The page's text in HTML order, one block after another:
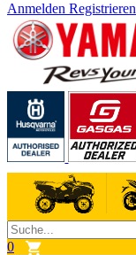
Anmelden Registrieren
0